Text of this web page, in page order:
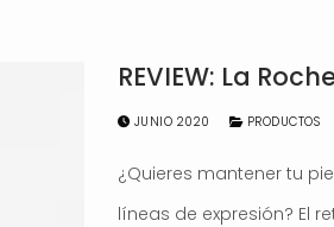
REVIEW: La
JUNIO 2020 PRODUCTOS
¿Quieres mantener tu
líneas de expresión? El